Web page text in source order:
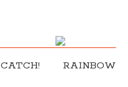
CATCH! RAINBOW